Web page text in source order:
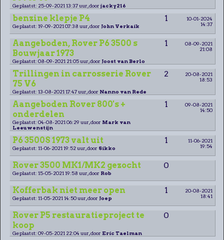
Geplaatst: 25-09-2021 13:37 uur, door jacky216
benzine klepje P4 1
10-01-2024
14:37
Geplaatst: 19-09-2021 07:38 uur, door John Verkaik
Aangeboden, Rover P6 3500 s
Bouwjaar 1973
1
08-09-2021
21:08
Geplaatst: 08-09-2021 21:05 uur, door Joost van Berlo
Trillingen in carrosserie Rover
75 V6
2
20-08-2021
18:53
Geplaatst: 13-08-2021 17:47 uur, door Nanno van Rede
Aangeboden Rover 800's +
onderdelen
1
09-08-2021
14:50
Geplaatst: 04-08-2021 06:29 uur, door Mark van
Leeuwenstijn
P6 3500S 1973 valt uit 1
11-06-2021
19:54
Geplaatst: 11-06-2021 19:52 uur, door Sikko
Rover 3500 MK1/MK2 gezocht 0
Geplaatst: 15-05-2021 19:58 uur, door Rob
Kofferbak niet meer open 1
20-08-2021
18:41
Geplaatst: 11-05-2021 14:50 uur, door Joep
Rover P5 restauratieproject te
koop
0
Geplaatst: 09-05-2021 22:04 uur, door Eric Taelman